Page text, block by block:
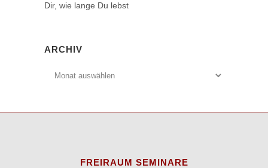
Dir, wie lange Du lebst
ARCHIV
Archiv
FREIRAUM SEMINARE